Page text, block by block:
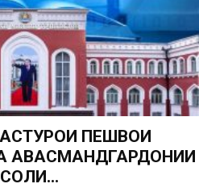
ПЕШВОИ
ҲАВАСМАНДГАРДОНИИ